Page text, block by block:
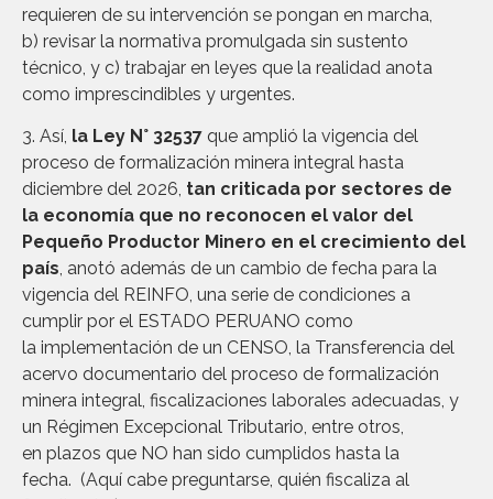
requieren de su intervención se pongan en marcha,
b) revisar la normativa promulgada sin sustento
técnico, y c) trabajar en leyes que la realidad anota
como imprescindibles y urgentes.
3. Así, la Ley N° 32537 que amplió la vigencia del
proceso de formalización minera integral hasta
diciembre del 2026, tan criticada por sectores de
la economía que no reconocen el valor del
Pequeño Productor Minero en el crecimiento del
país, anotó además de un cambio de fecha para la
vigencia del REINFO, una serie de condiciones a
cumplir por el ESTADO PERUANO como
la implementación de un CENSO, la Transferencia del
acervo documentario del proceso de formalización
minera integral, fiscalizaciones laborales adecuadas, y
un Régimen Excepcional Tributario, entre otros,
en plazos que NO han sido cumplidos hasta la
fecha. (Aquí cabe preguntarse, quién fiscaliza al